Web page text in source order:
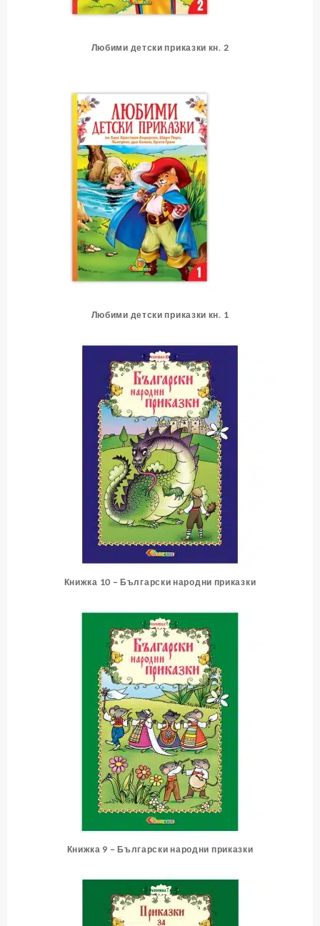
Любими детски приказки кн. 2
Любими детски приказки кн. 1
Книжка 10 – Български народни приказки
Книжка 9 – Български народни приказки